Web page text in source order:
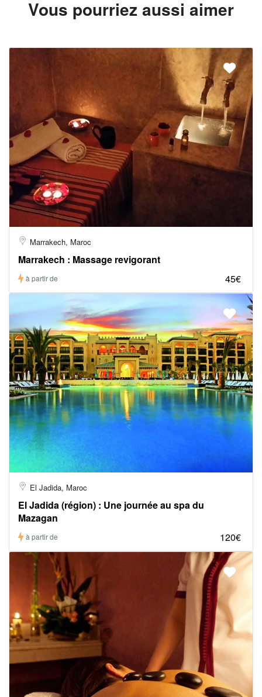
Vous pourriez aussi aimer
Marrakech, Maroc
Marrakech : Massage revigorant
à partir de 45€
El Jadida, Maroc
El Jadida (région) : Une journée au spa du
Mazagan
à partir de 120€